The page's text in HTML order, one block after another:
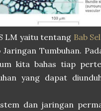
LM yaitu tentang Bab
Tumbuhan.
kita bahas tiap
yang dapat
dan jaringan